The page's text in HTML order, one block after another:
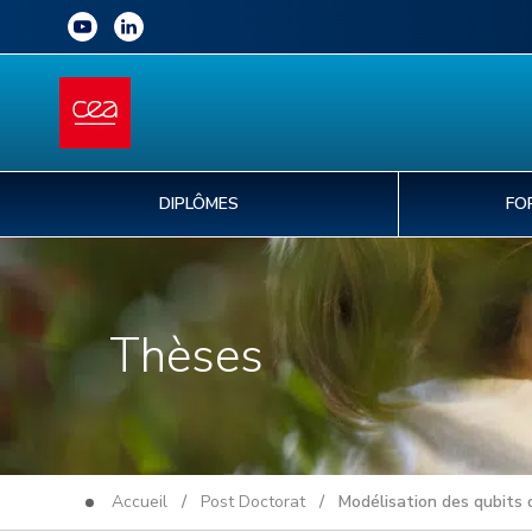
DIPLÔMES
Thèses
Accueil / Post Doctorat/ Modélisation des qubits